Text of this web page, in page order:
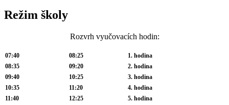
Režim školy
Rozvrh vyučovacích hodin:
07:40 08:25
1. hodina
08:35
09:20
2. hodina
09:40
10:25
3. hodina
10:35
11:20
4. hodina
11:40
12:25
5. hodina